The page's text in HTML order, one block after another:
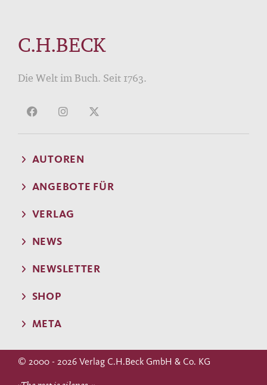
C.H.BECK
Die Welt im Buch. Seit 1763.
AUTOREN
ANGEBOTE FÜR
VERLAG
NEWS
NEWSLETTER
SHOP
META
© 2000 - 2026 Verlag C.H.Beck GmbH & Co. KG